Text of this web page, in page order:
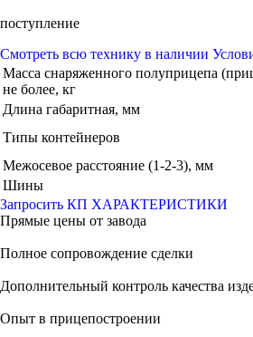
поступление
Смотреть всю технику в наличии
Масса снаряженного полуприцепа
не более, кг
Длина габаритная, мм
Типы контейнеров
Межосевое расстояние (1-2-3), мм
Шины
Запросить КП ХАРАКТЕРИСТИКИ
Прямые цены от завода
Полное сопровождение сделки
Дополнительный контроль качества
Опыт в прицепостроении